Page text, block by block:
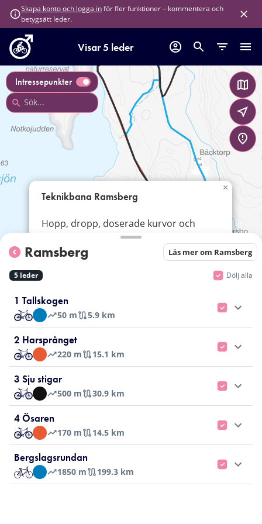
Skapa konto och logga inför fler funktioner – kommentera och
betygsätt leder.
Visar 5 leder
Intressepunkter
Teknikbana Ramsberg
Hopp, dropp, doserade kurvor och
×
Ramsberg Läs mer om Ramsberg
5 leder Dölj alla
1 Tallskogen
50 m 5.9 km
2 Harsprånget
220 m 15.1 km
3 Sju stigar
500 m 30.9 km
4 Ösaren
170 m 14.5 km
Bergslagsrundan
1850 m 199.3 km